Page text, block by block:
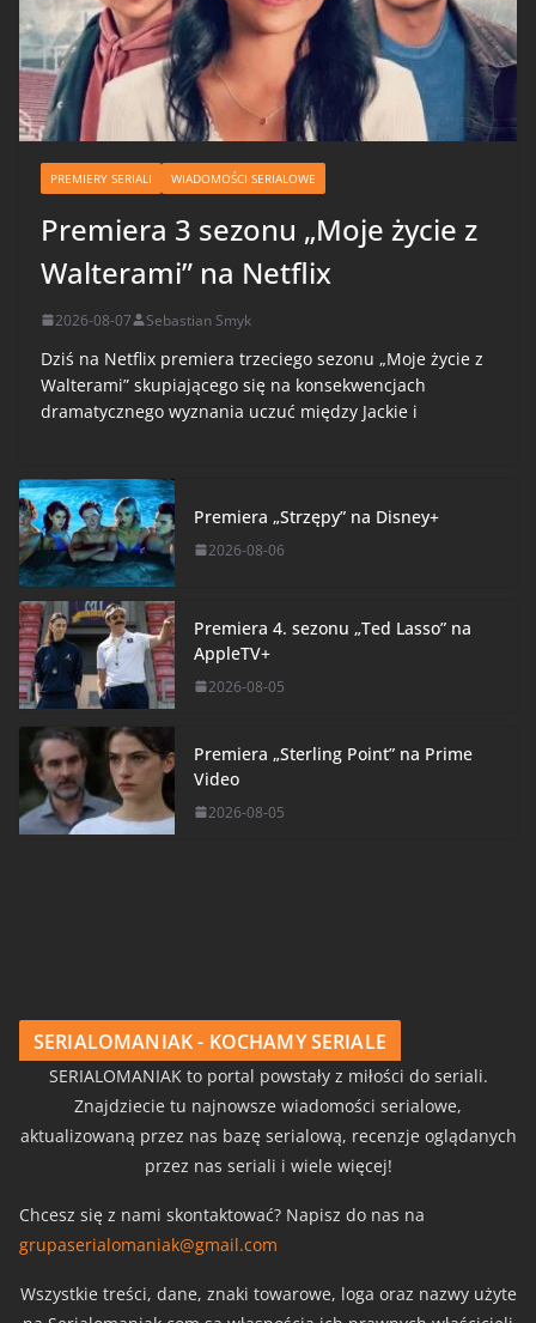
PREMIERY SERIALI WIADOMOŚCI SERIALOWE
Premiera 3 sezonu „Moje życie z
Walterami” na Netflix
2026-08-07 Sebastian Smyk
Dziś na Netflix premiera trzeciego sezonu „Moje życie z
Walterami” skupiającego się na konsekwencjach
dramatycznego wyznania uczuć między Jackie i
Premiera „Strzępy” na Disney+
2026-08-06
Premiera 4. sezonu „Ted Lasso” na
AppleTV+
2026-08-05
Premiera „Sterling Point” na Prime
Video
2026-08-05
SERIALOMANIAK - KOCHAMY SERIALE
SERIALOMANIAK to portal powstały z miłości do seriali.
Znajdziecie tu najnowsze wiadomości serialowe,
aktualizowaną przez nas bazę serialową, recenzje oglądanych
przez nas seriali i wiele więcej!
Chcesz się z nami skontaktować? Napisz do nas na
grupaserialomaniak@gmail.com
Wszystkie treści, dane, znaki towarowe, loga oraz nazwy użyte